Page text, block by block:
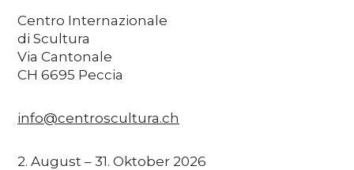
Centro Internazionale
di Scultura
Via Cantonale
CH 6695 Peccia
info@centroscultura.ch
2. August – 31. Oktober 2026